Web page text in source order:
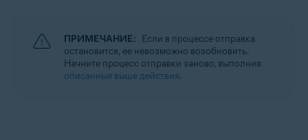
ПРИМЕЧАНИЕ: Если в процессе отправка
остановится, ее невозможно возобновить.
Начните процесс отправки заново, выполнив
описанные выше действия.